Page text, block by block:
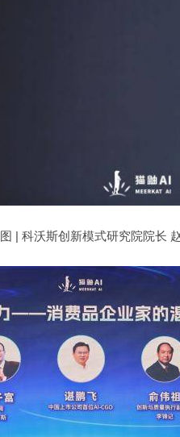
图 | 科沃斯创新模式研究院院长